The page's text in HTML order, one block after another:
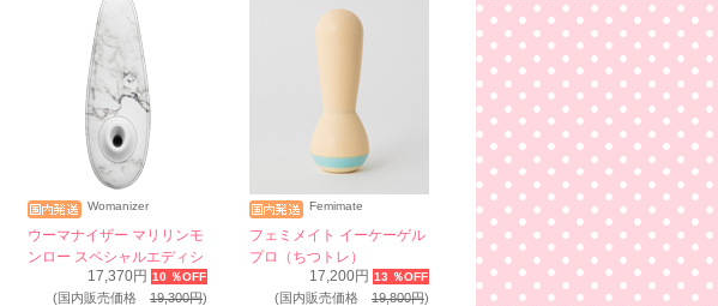
Womanizer
ウーマナイザー マリリンモ
ンロー スペシャルエディシ
ョン ホワイトマーブル
17,370円 10 ％OFF
(国内販売価格 19,300円)
Femimate
フェミメイト イーケーゲル
プロ（ちつトレ）
17,200円 13 ％OFF
(国内販売価格 19,800円)